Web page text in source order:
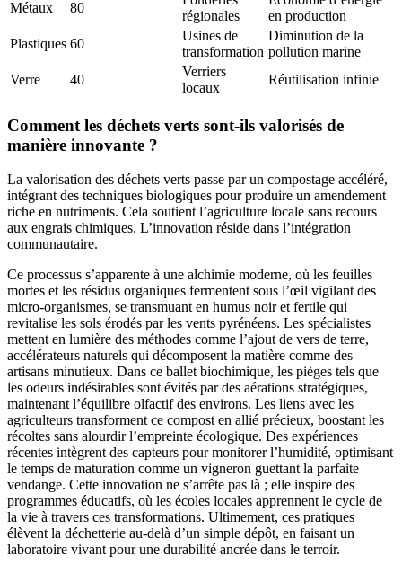
Métaux 80
régionales
en production
Plastiques 60
Usines de
transformation
Diminution de la
pollution marine
Verre
40
Verriers
locaux
Réutilisation infinie
Comment les déchets verts sont-ils valorisés de
manière innovante ?
La valorisation des déchets verts passe par un compostage accéléré,
intégrant des techniques biologiques pour produire un amendement
riche en nutriments. Cela soutient l’agriculture locale sans recours
aux engrais chimiques. L’innovation réside dans l’intégration
communautaire.
Ce processus s’apparente à une alchimie moderne, où les feuilles
mortes et les résidus organiques fermentent sous l’œil vigilant des
micro-organismes, se transmuant en humus noir et fertile qui
revitalise les sols érodés par les vents pyrénéens. Les spécialistes
mettent en lumière des méthodes comme l’ajout de vers de terre,
accélérateurs naturels qui décomposent la matière comme des
artisans minutieux. Dans ce ballet biochimique, les pièges tels que
les odeurs indésirables sont évités par des aérations stratégiques,
maintenant l’équilibre olfactif des environs. Les liens avec les
agriculteurs transforment ce compost en allié précieux, boostant les
récoltes sans alourdir l’empreinte écologique. Des expériences
récentes intègrent des capteurs pour monitorer l’humidité, optimisant
le temps de maturation comme un vigneron guettant la parfaite
vendange. Cette innovation ne s’arrête pas là ; elle inspire des
programmes éducatifs, où les écoles locales apprennent le cycle de
la vie à travers ces transformations. Ultimement, ces pratiques
élèvent la déchetterie au-delà d’un simple dépôt, en faisant un
laboratoire vivant pour une durabilité ancrée dans le terroir.